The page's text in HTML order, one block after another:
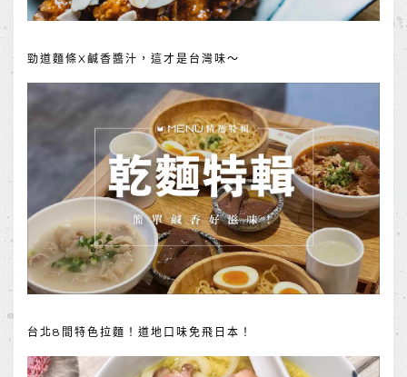
勁道麵條X鹹香醬汁，這才是台灣味～
台北8間特色拉麵！道地口味免飛日本！